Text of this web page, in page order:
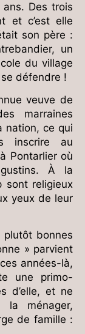
ans. Des trois
et c’est elle
son père :
un
du village
défendre !
veuve de
marraines
nation, ce qui
inscrire au
Pontarlier où
À la
sont religieux
yeux de leur
bonnes
» parvient
années-là,
une primo-
d’elle, et ne
ménager,
de famille :